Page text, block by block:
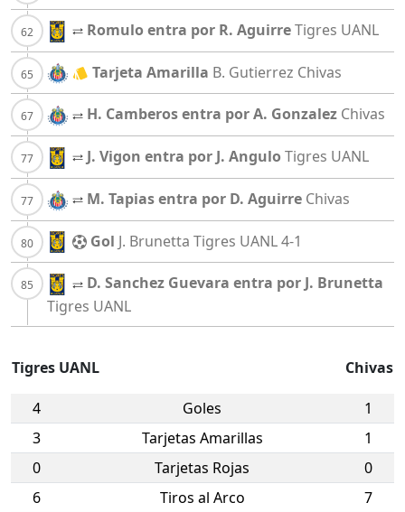
Romulo entra por R. AguirreTigres UANL
Tarjeta Amarilla B. Gutierrez Chivas
H. Camberos entra por A. Gonzalez Chivas
J. Vigon entra por J. Angulo Tigres UANL
M. Tapias entra por D. Aguirre Chivas
Gol J. Brunetta Tigres UANL4-1
D. Sanchez Guevara entra por J. Brunetta
Tigres UANL
Tigres UANL Chivas
4 Goles
1
3
Tarjetas Amarillas
1
0
Tarjetas Rojas
0
6
Tiros al Arco
7